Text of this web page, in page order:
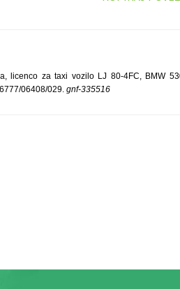
licenco za taxi vozilo LJ 80-4FC, BMW
06408/029. gnf-335516